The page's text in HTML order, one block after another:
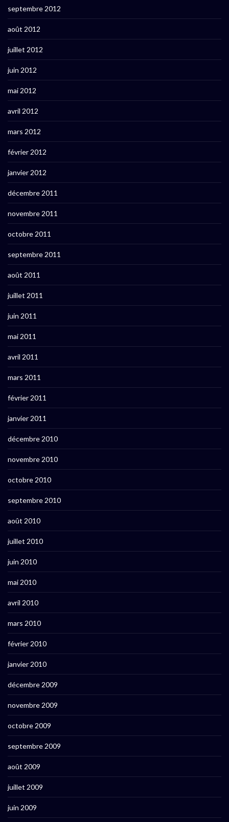
septembre 2012
août 2012
juillet 2012
juin 2012
mai 2012
avril 2012
mars 2012
février 2012
janvier 2012
décembre 2011
novembre 2011
octobre 2011
septembre 2011
août 2011
juillet 2011
juin 2011
mai 2011
avril 2011
mars 2011
février 2011
janvier 2011
décembre 2010
novembre 2010
octobre 2010
septembre 2010
août 2010
juillet 2010
juin 2010
mai 2010
avril 2010
mars 2010
février 2010
janvier 2010
décembre 2009
novembre 2009
octobre 2009
septembre 2009
août 2009
juillet 2009
juin 2009